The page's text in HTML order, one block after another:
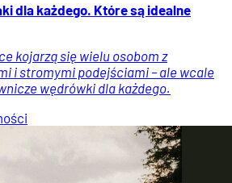
dla każdego. Które są idealne
kojarzą się wielu osobom z
i stromymi podejściami – ale wcale
wędrówki dla każdego.